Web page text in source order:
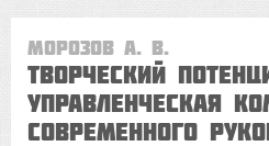
Морозов А. В.
Творческий
управленческая
современного